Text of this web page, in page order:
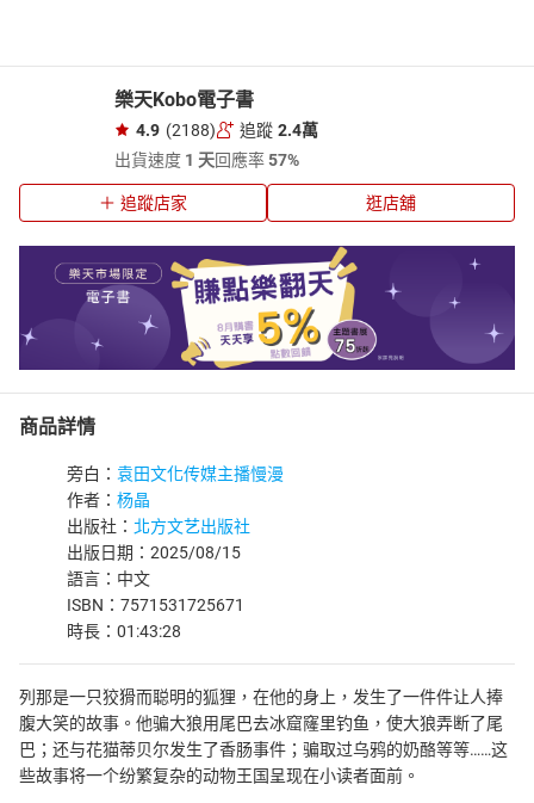
樂天Kobo電子書
4.9 (2188) 追蹤 2.4萬
出貨速度 1 天回應率57%
追蹤店家 逛店舖
商品詳情
旁白： 袁田文化传媒主播慢漫
作者： 杨晶
出版社： 北方文艺出版社
出版日期：2025/08/15
語言：中文
ISBN：7571531725671
時長：01:43:28
列那是一只狡猾而聪明的狐狸，在他的身上，发生了一件件让人捧
腹大笑的故事。他骗大狼用尾巴去冰窟窿里钓鱼，使大狼弄断了尾
巴；还与花猫蒂贝尔发生了香肠事件；骗取过乌鸦的奶酪等等……这
些故事将一个纷繁复杂的动物王国呈现在小读者面前。